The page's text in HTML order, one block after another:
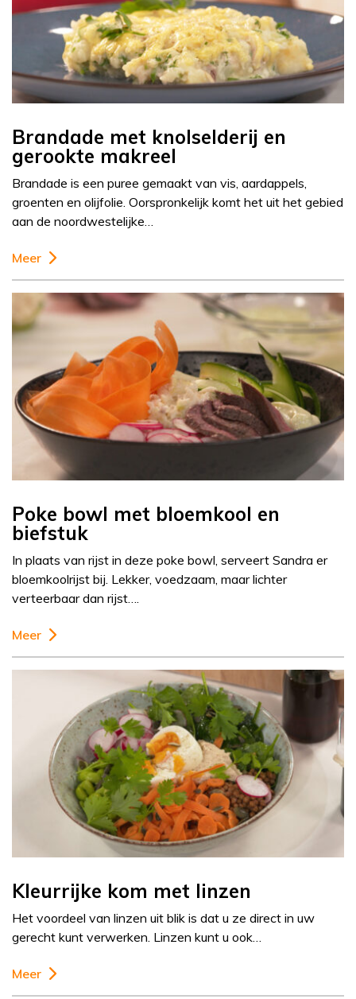
Brandade met knolselderij en
gerookte makreel
Brandade is een puree gemaakt van vis, aardappels,
groenten en olijfolie. Oorspronkelijk komt het uit het gebied
aan de noordwestelijke…
Meer
Poke bowl met bloemkool en
biefstuk
In plaats van rijst in deze poke bowl, serveert Sandra er
bloemkoolrijst bij. Lekker, voedzaam, maar lichter
verteerbaar dan rijst….
Meer
Kleurrijke kom met linzen
Het voordeel van linzen uit blik is dat u ze direct in uw
gerecht kunt verwerken. Linzen kunt u ook…
Meer